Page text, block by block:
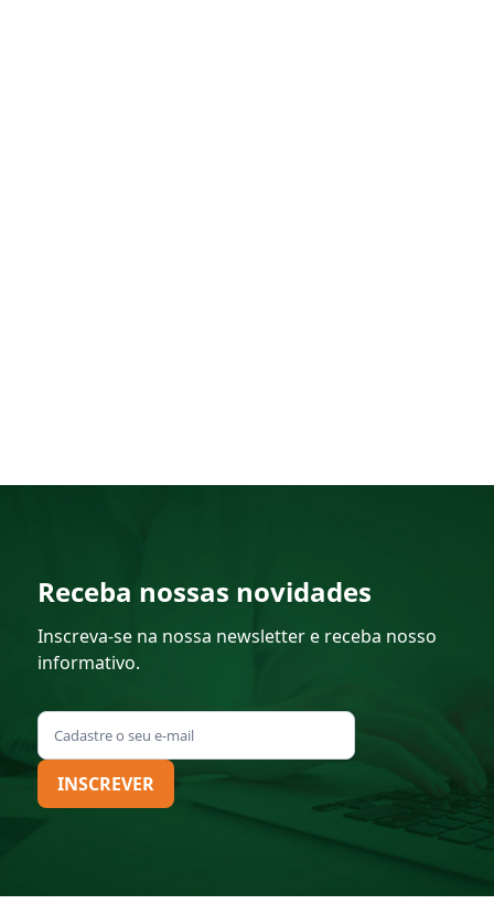
Receba nossas novidades
Inscreva-se na nossa newsletter e receba nosso
informativo.
INSCREVER